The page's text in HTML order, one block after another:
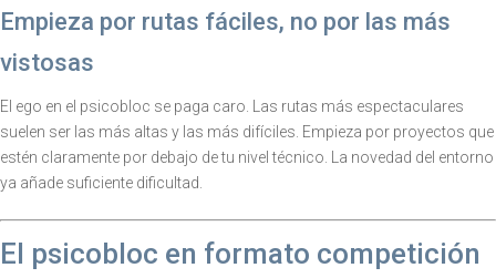
Empieza por rutas fáciles, no por las más
vistosas
El ego en el psicobloc se paga caro. Las rutas más espectaculares
suelen ser las más altas y las más difíciles. Empieza por proyectos que
estén claramente por debajo de tu nivel técnico. La novedad del entorno
ya añade suficiente dificultad.
El psicobloc en formato competición